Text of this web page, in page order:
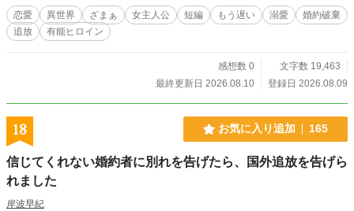
一方で、大量の業務から解放されたリリテアは、頻繁に会いに来るルヴィアスに
少しずつ惹かれていく。 今さら全てに気付いても、もう遅いのです。
恋愛 異世界 ざまぁ 女主人公 短編 もう遅い 溺愛
婚約破棄
追放
有能ヒロイン
感想数 0
文字数 19,463
最終更新日 2026.08.10
登録日 2026.08.09
18 お気に入り追加 165
信じてくれない婚約者に別れを告げたら、国外追放を告げら
れました
岸波早紀